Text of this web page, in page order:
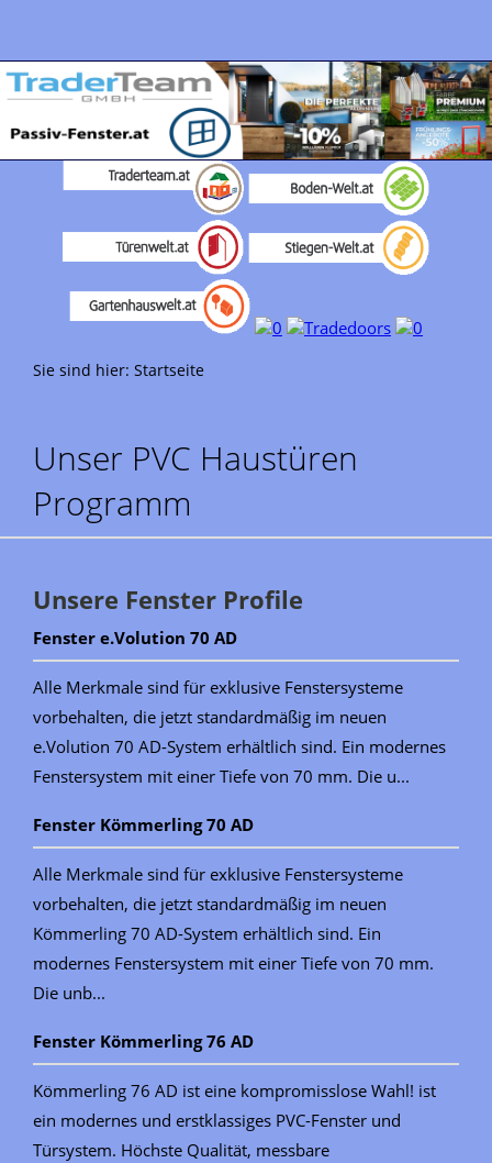
Sie sind hier: Startseite
Unser PVC Haustüren
Programm
Unsere Fenster Profile
Fenster e.Volution 70 AD
Alle Merkmale sind für exklusive Fenstersysteme
vorbehalten, die jetzt standardmäßig im neuen
e.Volution 70 AD-System erhältlich sind. Ein modernes
Fenstersystem mit einer Tiefe von 70 mm. Die u...
Fenster Kömmerling 70 AD
Alle Merkmale sind für exklusive Fenstersysteme
vorbehalten, die jetzt standardmäßig im neuen
Kömmerling 70 AD-System erhältlich sind. Ein
modernes Fenstersystem mit einer Tiefe von 70 mm.
Die unb...
Fenster Kömmerling 76 AD
Kömmerling 76 AD ist eine kompromisslose Wahl! ist
ein modernes und erstklassiges PVC-Fenster und
Türsystem. Höchste Qualität, messbare